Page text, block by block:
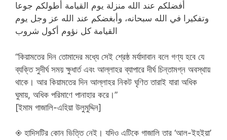
أفضلكم عند الله منزلة يوم القيامة أطولكم جوعا
وتفكيرا في الله سبحانه، وأبغضكم عند الله عز وجل يوم
القيامة كل نؤوم أكول شروب
“কিয়ামতের দিন তোমাদের মধ্যে সেই শ্রেষ্ঠ মর্যাদাবান বলে গণ্য হবে যে
ব্যক্তি সুদীর্ঘ সময় ক্ষুধার্ত এবং আল্লাহর ব্যাপারে দীর্ঘ চিন্তামগ্ন অবস্থায়
থাকে। আর কিয়ামতের দিন আল্লাহর নিকট ঘৃণিত তারাই যারা অধিক
ঘুমায়, অধিক পরিমাণে পানাহার করে।”
[ইমাম গাজালি-এহিয়া উলুমুদ্দিন]
◈ হাদিসটির কোন ভিত্তি নেই। যদিও এটিকে গাজালি তার ‘আল-ইহইয়া’